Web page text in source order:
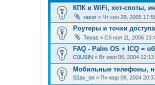
КПК и WiFi, хот-споты,
rasor » Чт сен 29, 2005
Роутеры и точки
Texas » Сб ноя 11, 2006
FAQ - Palm OS + ICQ =
C0USIN » Вт июл 06, 2004 12:13
Мобильные телефоны,
S1av_on » Пн мар 08, 2004